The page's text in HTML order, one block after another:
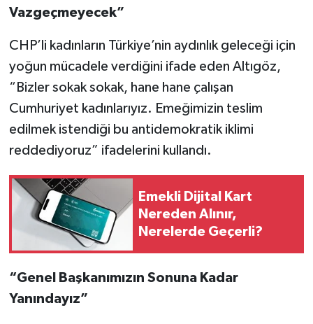
Vazgeçmeyecek”
CHP’li kadınların Türkiye’nin aydınlık geleceği için
yoğun mücadele verdiğini ifade eden Altıgöz,
“Bizler sokak sokak, hane hane çalışan
Cumhuriyet kadınlarıyız. Emeğimizin teslim
edilmek istendiği bu antidemokratik iklimi
reddediyoruz” ifadelerini kullandı.
Emekli Dijital Kart
Nereden Alınır,
Nerelerde Geçerli?
“Genel Başkanımızın Sonuna Kadar
Yanındayız”